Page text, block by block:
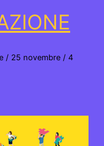
/ 25 novembre / 4